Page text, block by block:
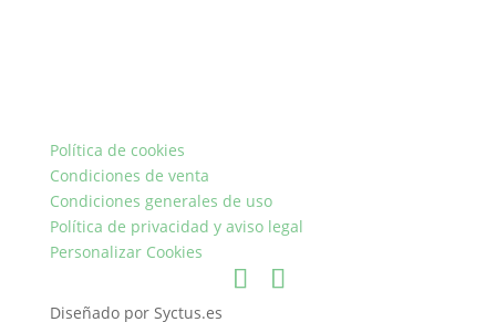
Política de cookies
Condiciones de venta
Condiciones generales de uso
Política de privacidad y aviso legal
Personalizar Cookies
Diseñado por Syctus.es